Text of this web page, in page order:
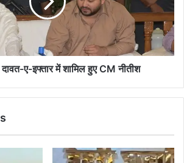
दावत-ए-इफ्तार में शामिल हुए CM नीतीश